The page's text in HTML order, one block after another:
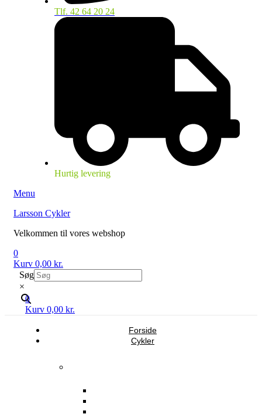
Tlf. 42 64 20 24
Hurtig levering
Menu
Larsson Cykler
Velkommen til vores webshop
0
Kurv 0,00 kr.
Søg
×
0
Kurv 0,00 kr.
Forside
Cykler